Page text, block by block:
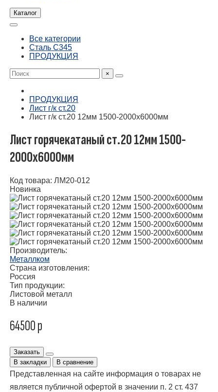
Каталог
Все категории
Сталь С345
ПРОДУКЦИЯ
×
ПРОДУКЦИЯ
Лист г/к ст.20
Лист г/к ст.20 12мм 1500-2000х6000мм
Лист горячекатаный ст.20 12мм 1500-
2000х6000мм
Код товара: ЛМ20-012
Новинка
Производитель:
Металлком
Страна изготовления:
Россия
Тип продукции:
Листовой металл
В наличии
64500 р
Заказать
В закладки
В сравнение
Представленная на сайте информация о товарах не
является публичной офертой в значении п. 2 ст. 437